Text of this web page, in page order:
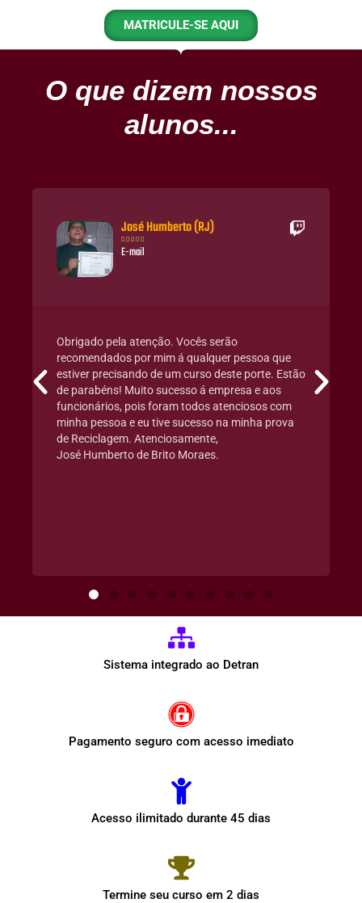
MATRICULE-SE AQUI
O que dizem nossos
alunos...
José Humberto (RJ)
    
E-mail
Obrigado pela atenção. Vocês serão
recomendados por mim á qualquer pessoa que
estiver precisando de um curso deste porte. Estão
de parabéns! Muito sucesso á empresa e aos
funcionários, pois foram todos atenciosos com
minha pessoa e eu tive sucesso na minha prova
de Reciclagem. Atenciosamente,
José Humberto de Brito Moraes.
Sistema integrado ao Detran
Pagamento seguro com acesso imediato
Acesso ilimitado durante 45 dias
Termine seu curso em 2 dias